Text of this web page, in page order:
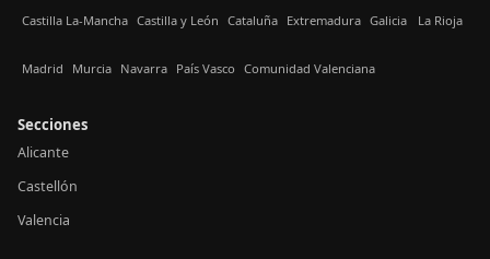
Castilla La-Mancha Castilla y León Cataluña Extremadura Galicia La Rioja
Madrid Murcia Navarra País Vasco Comunidad Valenciana
Secciones
Alicante
Castellón
Valencia